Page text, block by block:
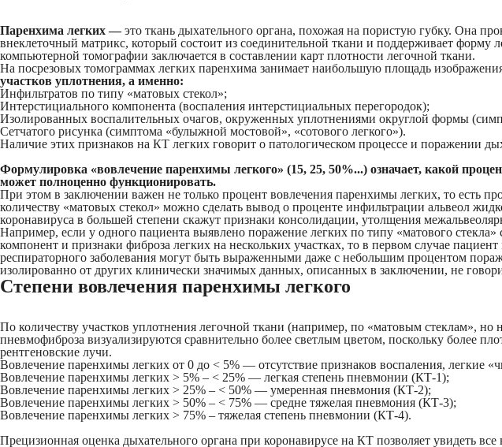
Паренхима легких —это ткань дыхательного органа, похожая на пористую губку. Она
внеклеточный матрикс, который состоит из соединительной ткани и поддерживает
компьютерной томографии заключается в составлении карт плотности легочной ткани.
На посрезовых томограммах легких паренхима занимает наибольшую площадь
участков уплотнения, а именно:
Инфильтратов по типу «‎матовых стекол»‎;
Интерстициального компонента (воспаления интерстициальных перегородок);
Изолированных воспалительных очагов, окруженных уплотнениями округлой формы
Сетчатого рисунка (симптома «‎булыжной мостовой», «‎сотового легкого»).
Наличие этих признаков на КТ легких говорит о патологическом процессе и поражении
Формулировка «‎вовлечение паренхимы легкого» (15, 25, 50%...) означает, какой
может полноценно функционировать.
При этом в заключении важен не только процент вовлечения паренхимы легких, то есть
количеству «‎матовых стекол» можно сделать вывод о проценте инфильтрации альвеол
коронавируса в большей степени скажут признаки консолидации, утолщения
Например, если у одного пациента выявлено поражение легких по типу «‎матового
компонент и признаки фиброза легких на нескольких участках, то в первом случае
респираторного заболевания могут быть выраженными даже с небольшим процентом
изолированно от других клинически значимых данных, описанных в заключении, не
Степени вовлечения паренхимы легкого
По количеству участков уплотнения легочной ткани (например, по «‎матовым стеклам»,
пневмофиброза визуализируются сравнительно более светлым цветом, поскольку более
рентгеновские лучи.
Вовлечение паренхимы легких от 0 до < 5% — отсутствие признаков воспаления, легкие
Вовлечение паренхимы легких > 5% – < 25% — легкая степень пневмонии (КТ-1);
Вовлечение паренхимы легких > 25% – < 50% — умеренная пневмония (КТ-2);
Вовлечение паренхимы легких > 50% – < 75% — средне тяжелая пневмония (КТ-3);
Вовлечение паренхимы легких > 75% – тяжелая степень пневмонии (КТ-4).
Прецизионная оценка дыхательного органа при коронавирусе на КТ позволяет увидеть